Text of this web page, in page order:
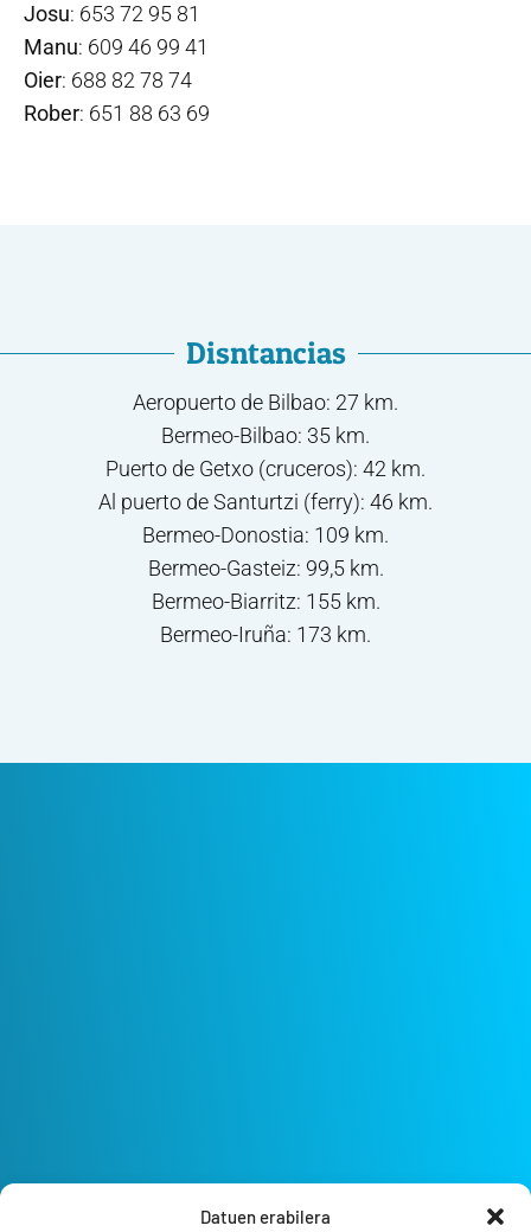
Datuen erabilera
Josu: 653 72 95 81
Manu: 609 46 99 41
Oier: 688 82 78 74
Rober: 651 88 63 69
Disntancias
Aeropuerto de Bilbao: 27 km.
Bermeo-Bilbao: 35 km.
Puerto de Getxo (cruceros): 42 km.
Al puerto de Santurtzi (ferry): 46 km.
Bermeo-Donostia: 109 km.
Bermeo-Gasteiz: 99,5 km.
Bermeo-Biarritz: 155 km.
Bermeo-Iruña: 173 km.